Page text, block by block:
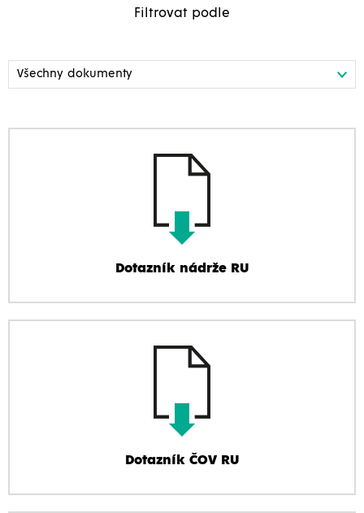
Filtrovat podle
Dotazník nádrže RU
Dotazník ČOV RU